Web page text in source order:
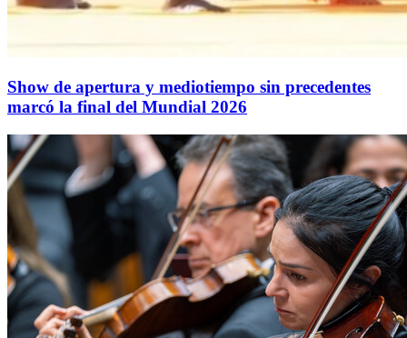
Show de apertura y mediotiempo sin precedentes
marcó la final del Mundial 2026